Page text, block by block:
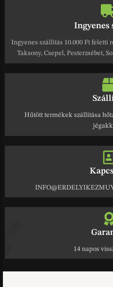
Ingyenes
Ingyenes szállítás 10.000 Ft feletti
Taksony, Csepel, Pesterzsébet,
Hűtött termékek szállítása
14 napos